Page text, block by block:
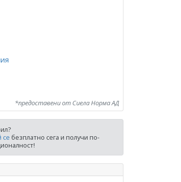
*предоставени от Сиела Норма АД
се безплатно сега и получи по-